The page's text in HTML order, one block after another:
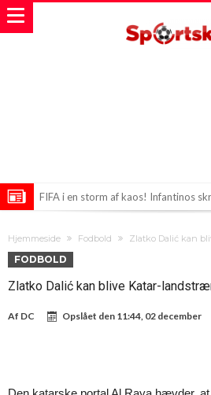
FIFA i en storm af kaos! Infantinos
Milan forbereder forandringer i
Hjemmeside Fodbold Zlatko Dalić kan
FODBOLD
Zlatko Dalić kan blive Katar-
Af DC Opslået den 11:44, 02 december